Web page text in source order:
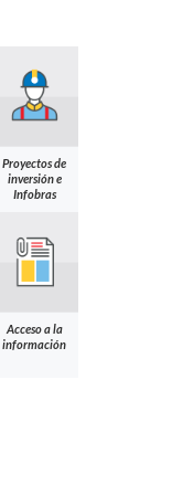
Proyectos de
inversión e
Infobras
Acceso a la
información